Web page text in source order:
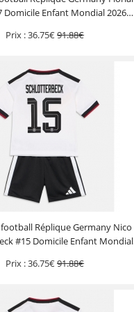
Domicile Enfant Mondial 2026
Prix :36.75€91.88€
Réplique Germany Nico
#15 Domicile Enfant Mondial
Prix :36.75€91.88€